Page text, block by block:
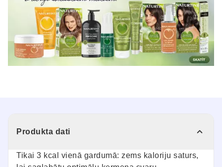
Produkta dati
Tikai 3 kcal vienā gardumā: zems kaloriju saturs,